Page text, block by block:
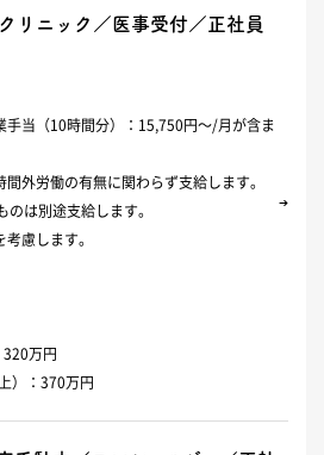
リニック／医事受付／正社員
当（10時間分）：15,750円～/月が含ま
外労働の有無に関わらず支給します。
は別途支給します。
慮します。
320万円
）：370万円